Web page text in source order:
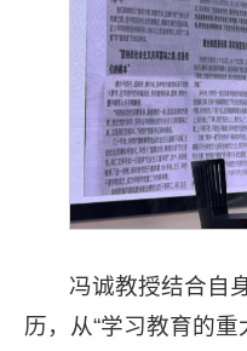
冯诚教授结合自
历，从“学习教育的重